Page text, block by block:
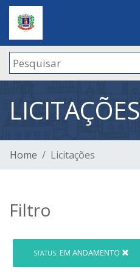
LICITAÇÕES
Home Licitações
Filtro
STATUS: EM ANDAMENTO